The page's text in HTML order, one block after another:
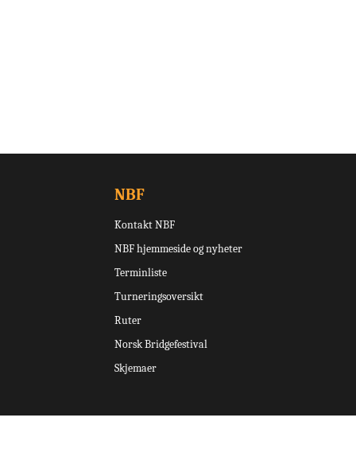
NBF
Kontakt NBF
NBF hjemmeside og nyheter
Terminliste
Turneringsoversikt
Ruter
Norsk Bridgefestival
Skjemaer